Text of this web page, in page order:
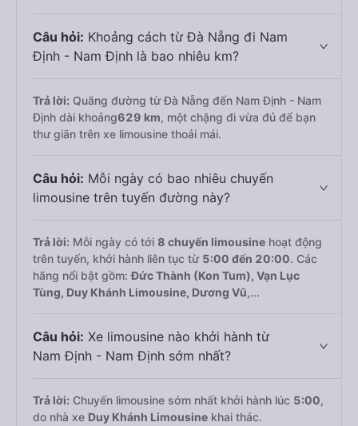
Câu hỏi: Khoảng cách từ Đà Nẵng đi Nam
Định - Nam Định là bao nhiêu km?
Trả lời: Quãng đường từ Đà Nẵng đến Nam Định - Nam
Định dài khoảng629 km, một chặng đi vừa đủ để bạn
thư giãn trên xe limousine thoải mái.
Câu hỏi: Mỗi ngày có bao nhiêu chuyến
limousine trên tuyến đường này?
Trả lời: Mỗi ngày có tới 8 chuyến limousine hoạt động
trên tuyến, khởi hành liên tục từ 5:00 đến 20:00. Các
hãng nổi bật gồm:Đức Thành (Kon Tum), Vạn Lục
Tùng, Duy Khánh Limousine, Dương Vũ,...
Câu hỏi: Xe limousine nào khởi hành từ
Nam Định - Nam Định sớm nhất?
Trả lời: Chuyến limousine sớm nhất khởi hành lúc 5:00,
do nhà xe Duy Khánh Limousine khai thác.